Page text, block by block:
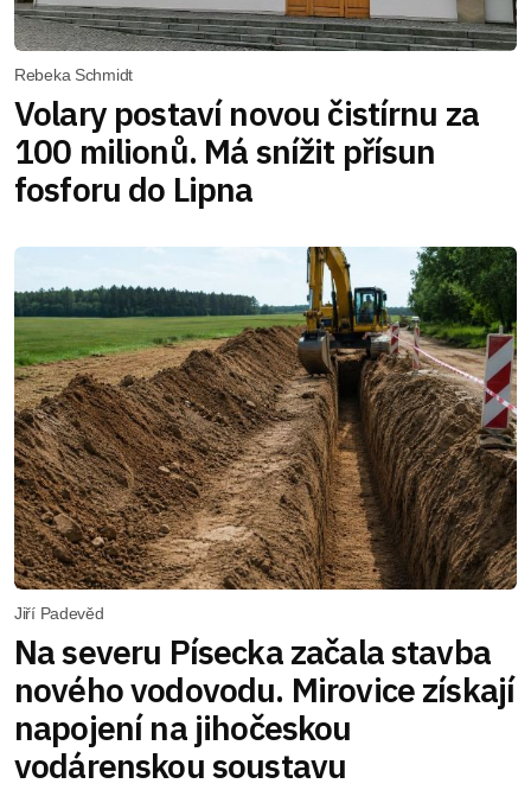
Rebeka Schmidt
Volary postaví novou čistírnu za
100 milionů. Má snížit přísun
fosforu do Lipna
Jiří Padevěd
Na severu Písecka začala stavba
nového vodovodu. Mirovice získají
napojení na jihočeskou
vodárenskou soustavu